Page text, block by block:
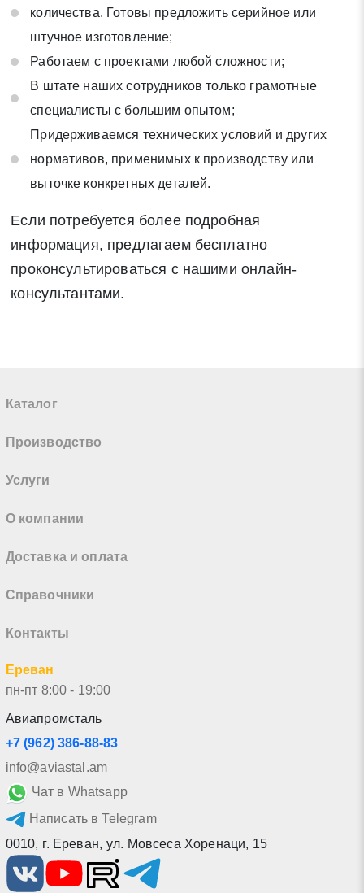
количества. Готовы предложить серийное или
штучное изготовление;
Работаем с проектами любой сложности;
В штате наших сотрудников только грамотные
специалисты с большим опытом;
Придерживаемся технических условий и других
нормативов, применимых к производству или
выточке конкретных деталей.
Если потребуется более подробная
информация, предлагаем бесплатно
проконсультироваться с нашими онлайн-
консультантами.
Каталог
Производство
Услуги
О компании
Доставка и оплата
Справочники
Контакты
Ереван
пн-пт 8:00 - 19:00
Авиапромсталь
+7 (962) 386-88-83
info@aviastal.am
Чат в Whatsapp
Написать в Telegram
0010, г. Ереван, ул. Мовсеса Хоренаци, 15